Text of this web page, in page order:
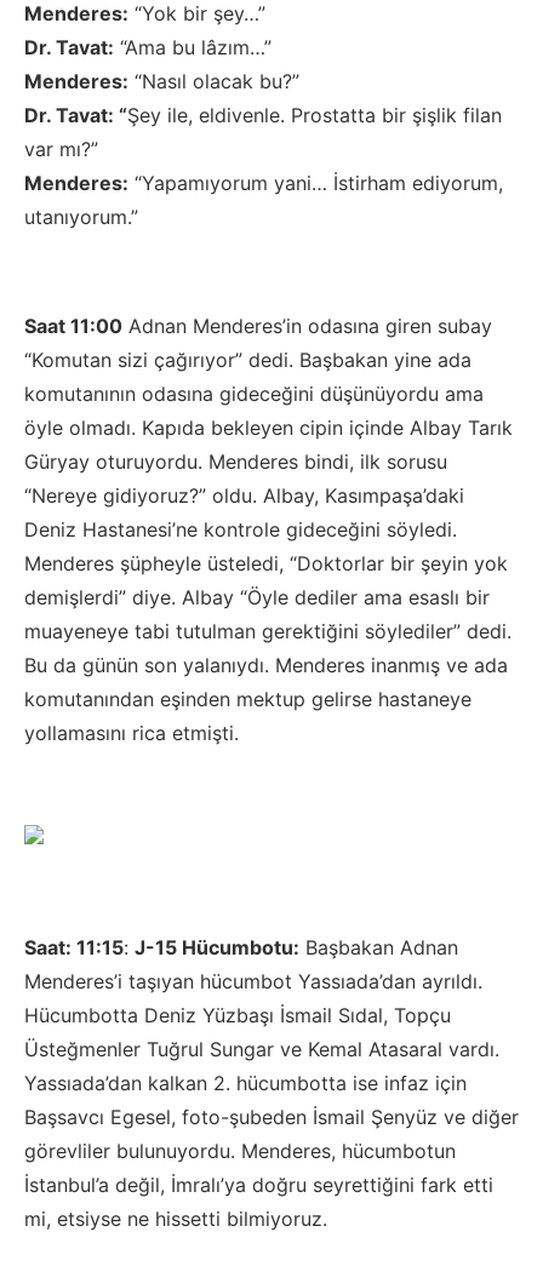
Menderes: “Yok bir şey…”
Dr. Tavat: “Ama bu lâzım…”
Menderes: “Nasıl olacak bu?”
Dr. Tavat: “Şey ile, eldivenle. Prostatta bir şişlik filan
var mı?”
Menderes: “Yapamıyorum yani… İstirham ediyorum,
utanıyorum.”
Saat 11:00 Adnan Menderes’in odasına giren subay
“Komutan sizi çağırıyor” dedi. Başbakan yine ada
komutanının odasına gideceğini düşünüyordu ama
öyle olmadı. Kapıda bekleyen cipin içinde Albay Tarık
Güryay oturuyordu. Menderes bindi, ilk sorusu
“Nereye gidiyoruz?” oldu. Albay, Kasımpaşa’daki
Deniz Hastanesi’ne kontrole gideceğini söyledi.
Menderes şüpheyle üsteledi, “Doktorlar bir şeyin yok
demişlerdi” diye. Albay “Öyle dediler ama esaslı bir
muayeneye tabi tutulman gerektiğini söylediler” dedi.
Bu da günün son yalanıydı. Menderes inanmış ve ada
komutanından eşinden mektup gelirse hastaneye
yollamasını rica etmişti.
Saat: 11:15: J-15 Hücumbotu: Başbakan Adnan
Menderes’i taşıyan hücumbot Yassıada’dan ayrıldı.
Hücumbotta Deniz Yüzbaşı İsmail Sıdal, Topçu
Üsteğmenler Tuğrul Sungar ve Kemal Atasaral vardı.
Yassıada’dan kalkan 2. hücumbotta ise infaz için
Başsavcı Egesel, foto-şubeden İsmail Şenyüz ve diğer
görevliler bulunuyordu. Menderes, hücumbotun
İstanbul’a değil, İmralı’ya doğru seyrettiğini fark etti
mi, etsiyse ne hissetti bilmiyoruz.